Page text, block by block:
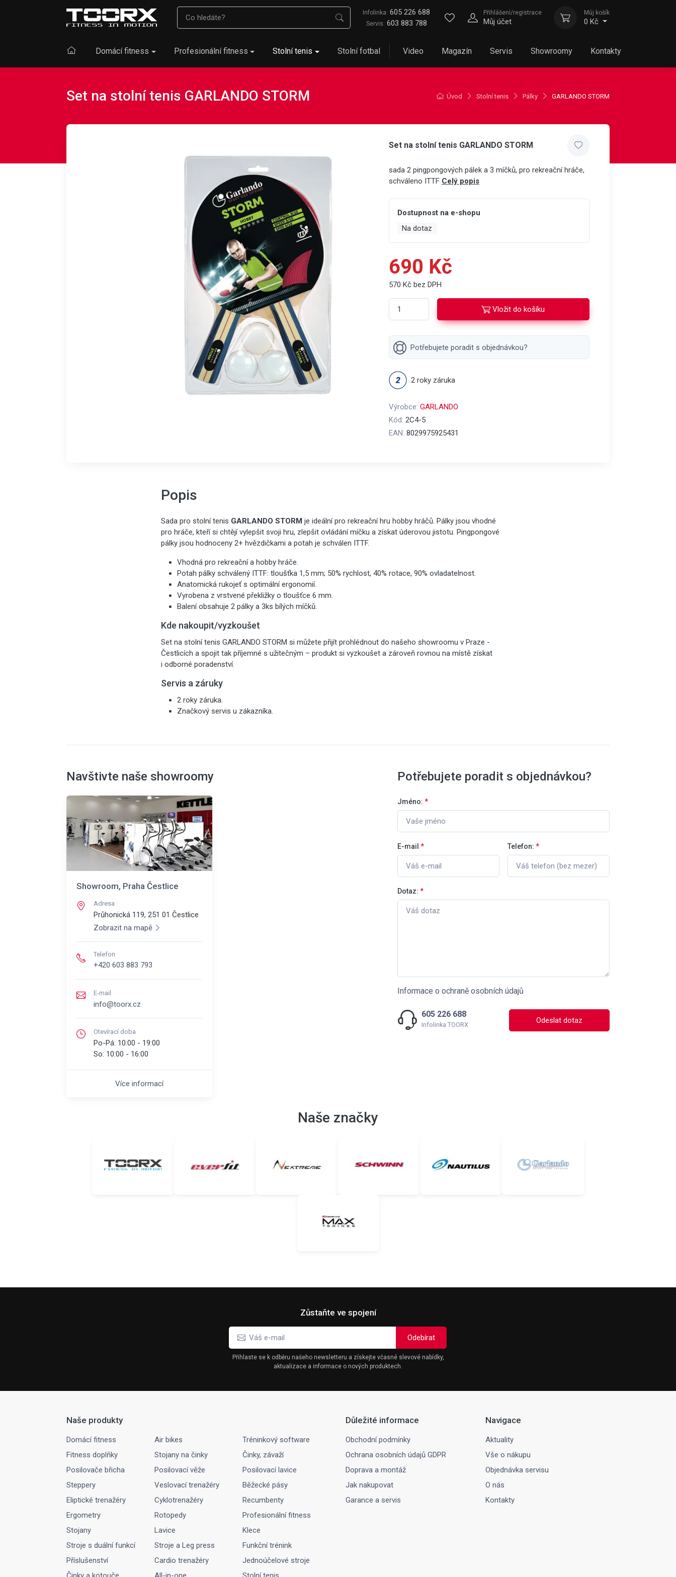
Infolinka: 605 226 688
Servis: 603 883 788
Přihlášení/registrace
Můj účet
Můj košík
0 Kč
Domácí fitness Profesionální fitness Stolní tenis Stolní fotbal Video Magazín Servis Showroomy Kontakty
Úvod Stolní tenis Pálky GARLANDO STORM
Set na stolní tenis GARLANDO STORM
Set na stolní tenis GARLANDO STORM
sada 2 pingpongových pálek a 3 míčků, pro rekreační hráče,
schváleno ITTF Celý popis
Dostupnost na e-shopu
Na dotaz
690 Kč
570 Kč bez DPH
Vložit do košíku
Potřebujete poradit s objednávkou?
2 roky záruka
Výrobce: GARLANDO
Kód: 2C4-5
EAN: 8029975925431
Popis
Sada pro stolní tenis GARLANDO STORM je ideální pro rekreační hru hobby hráčů. Pálky jsou vhodné
pro hráče, kteří si chtějí vylepšit svoji hru, zlepšit ovládání míčku a získat úderovou jistotu. Pingpongové
pálky jsou hodnoceny 2+ hvězdičkami a potah je schválen ITTF.
Vhodná pro rekreační a hobby hráče.
Potah pálky schválený ITTF: tloušťka 1,5 mm; 50% rychlost, 40% rotace, 90% ovladatelnost.
Anatomická rukojeť s optimální ergonomií.
Vyrobena z vrstvené překližky o tloušťce 6 mm.
Balení obsahuje 2 pálky a 3ks bílých míčků.
Kde nakoupit/vyzkoušet
Set na stolní tenis GARLANDO STORM si můžete přijít prohlédnout do našeho showroomu v Praze -
Čestlicích a spojit tak příjemné s užitečným – produkt si vyzkoušet a zároveň rovnou na místě získat
i odborné poradenství.
Servis a záruky
2 roky záruka.
Značkový servis u zákazníka.
Navštivte naše showroomy
Showroom, Praha Čestlice
Adresa
Průhonická 119, 251 01 Čestlice
Zobrazit na mapě
Telefon
+420 603 883 793
E-mail
info@toorx.cz
Otevírací doba
Po-Pá: 10:00 - 19:00
So: 10:00 - 16:00
Více informací
Potřebujete poradit s objednávkou?
Jméno: *
E-mail * Telefon: *
Dotaz: *
Informace o ochraně osobních údajů
605 226 688
Infolinka TOORX Odeslat dotaz
Naše značky
Zůstaňte ve spojení
Přihlaste se k odběru našeho newsletteru a získejte včasné slevové nabídky,
aktualizace a informace o nových produktech.
Naše produkty
Domácí fitness Air bikes
Tréninkový software
Fitness doplňky
Stojany na činky
Činky, závaží
Posilovače břicha
Posilovací věže
Posilovací lavice
Steppery
Veslovací trenažéry
Běžecké pásy
Eliptické trenažéry
Cyklotrenažéry
Recumbenty
Ergometry
Rotopedy
Profesionální fitness
Stojany
Lavice
Klece
Stroje s duální funkcí
Stroje a Leg press
Funkční trénink
Příslušenství
Cardio trenažéry
Jednoúčelové stroje
Důležité informace
Obchodní podmínky
Ochrana osobních údajů GDPR
Doprava a montáž
Jak nakupovat
Garance a servis
Navigace
Aktuality
Vše o nákupu
Objednávka servisu
O nás
Kontakty